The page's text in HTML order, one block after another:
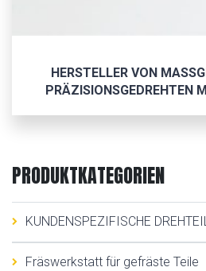
HERSTELLER VON
PRÄZISIONSGEDREHTEN
PRODUKTKATEGORIEN
KUNDENSPEZIFISCHE
Fräswerkstatt für gefräste Teile